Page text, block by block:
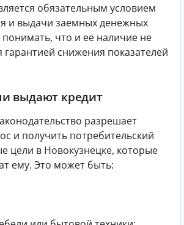
обязательным условием
и выдачи заемных денежных
что и ее наличие не
гарантией снижения показателей
выдают кредит
разрешает
и получить потребительский
цели в Новокузнецке, которые
ему. Это может быть: